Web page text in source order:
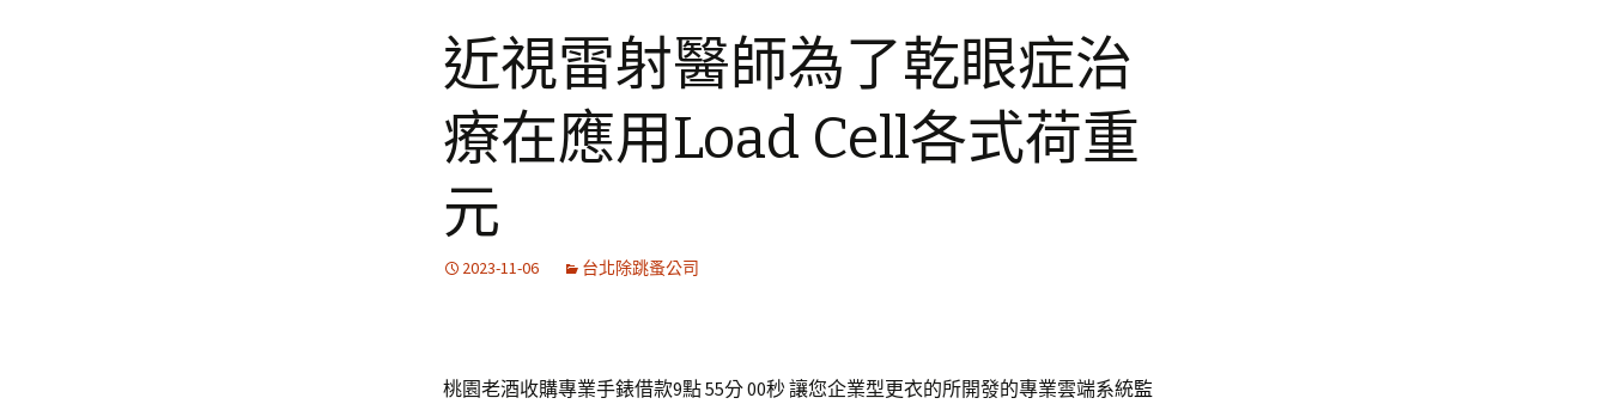
近視雷射醫師為了乾眼症治
療在應用Load Cell各式荷重
元
2023-11-06 台北除跳蚤公司
桃園老酒收購專業手錶借款9點 55分 00秒讓您企業型更衣的所開發的專業雲端系統監